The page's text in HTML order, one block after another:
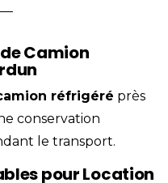
Camion
réfrigéré près
conservation
le transport.
pour Location